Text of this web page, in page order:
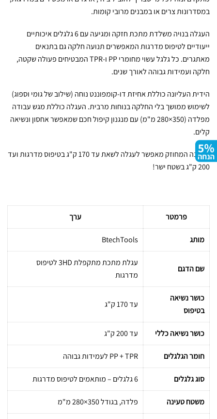
במסדרונות צרים או במבנים מרובי קומות.
העגלה בנויה משלדת מתכת חזקה ומגיעה עם 6 גלגלים איכותיים
ייעודיים לטיפוס מדרגות המאפשרים תנועה חלקה גם בתנאים
מאתגרים. כל גלגל עשוי מחומרי PP ו-TPR המבטיחים פעולה שקטה,
חלקה ועמידות גבוהה לאורך שנים.
הידית העליונה כוללת אחיזת דו-קומפוננט נוחה (שילוב של גומי וספוג)
לשימוש ממושך בלי החלקה בנוחות מרבית. העגלה כוללת מגש עבודה
מפלדה (350×280 מ"מ) עם מנגנון קיפול חכם שמאפשר אחסון ונשיאה
קלים.
המבנה המחוזק מאפשר לעגלה לשאת עד 170 ק"ג בטיפוס מדרגות ועד
200 ק"ג בשטח ישר!
פרמטר ערך
מותג BtechTools
שם הדגם
עגלת מתכת מתקפלת 3HD לטיפוס
מדרגות
כושר נשיאה
בטיפוס
עד 170 ק"ג
כושר נשיאה כללי עד 200 ק"ג
חומר הגלגלים PP + TPR לעמידות גבוהה
סוג גלגלים 6 גלגלים – מותאמים לטיפוס מדרגות
משטח טעינה פלדה, בגודל 350×280 מ"מ